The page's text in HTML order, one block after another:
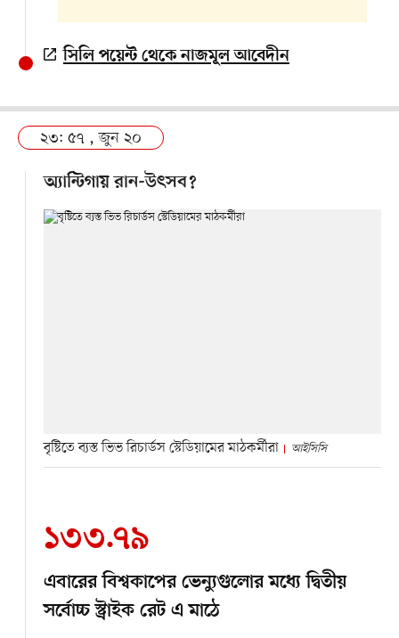
সিলি পয়েন্ট থেকে নাজমূল আবেদীন
২৩: ৫৭ , জুন ২০
অ্যান্টিগায় রান-উৎসব?
বৃষ্টিতে ব্যস্ত ভিভ রিচার্ডস স্টেডিয়ামের মাঠকর্মীরা আইসিসি
১৩৩.৭৯
এবারের বিশ্বকাপের ভেন্যুগুলোর মধ্যে দ্বিতীয়
সর্বোচ্চ স্ট্রাইক রেট এ মাঠে